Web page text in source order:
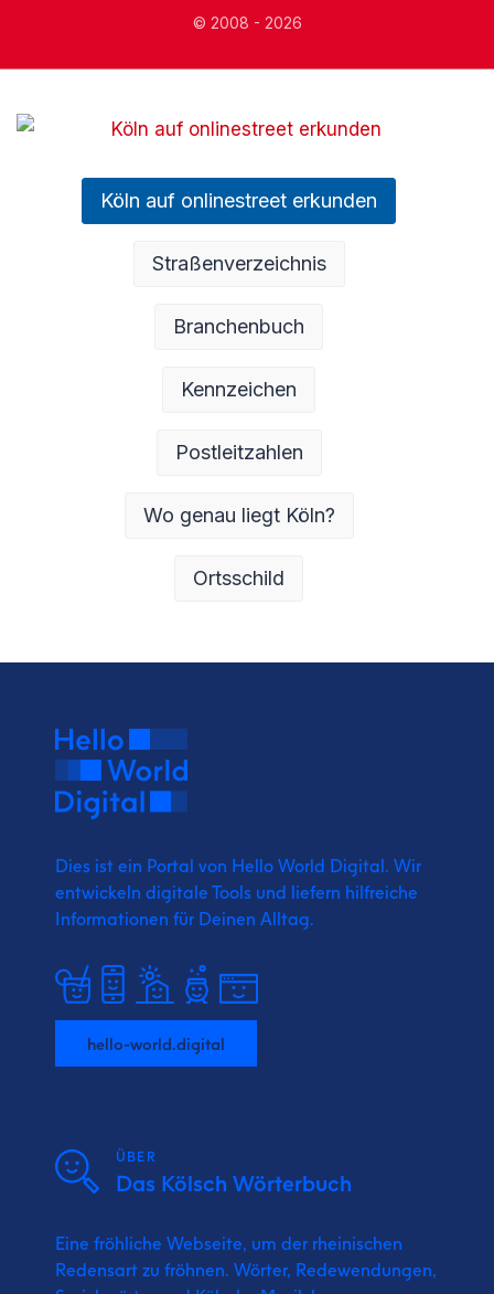
© 2008 - 2026
Köln auf onlinestreet erkunden
Straßenverzeichnis
Branchenbuch
Kennzeichen
Postleitzahlen
Wo genau liegt Köln?
Ortsschild
Dies ist ein Portal von Hello World Digital. Wir
entwickeln digitale Tools und liefern hilfreiche
Informationen für Deinen Alltag.
hello-world.digital
ÜBER
Das Kölsch Wörterbuch
Eine fröhliche Webseite, um der rheinischen
Redensart zu fröhnen. Wörter, Redewendungen,